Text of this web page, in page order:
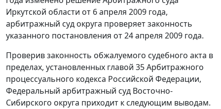
Иркутской области от 6 апреля 2009 года,
арбитражный суд округа проверяет законность
указанного постановления от 24 апреля 2009 года.
Проверив законность обжалуемого судебного акта в
пределах, установленных главой 35Арбитражного
процессуального кодекса Российской Федерации,
Федеральный арбитражный суд Восточно-
Сибирского округа приходит к следующим выводам.